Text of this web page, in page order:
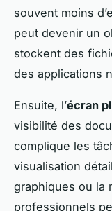
souvent moins
peut devenir un
stockent des
des applications
Ensuite, l’écran
visibilité des
complique les
visualisation
graphiques ou la
professionnels